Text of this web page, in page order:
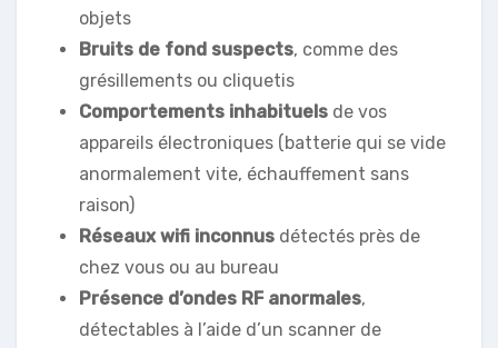
objets
Bruits de fond suspects, comme des
grésillements ou cliquetis
Comportements inhabituels de vos
appareils électroniques (batterie qui se vide
anormalement vite, échauffement sans
raison)
Réseaux wifi inconnus détectés près de
chez vous ou au bureau
Présence d’ondes RF anormales,
détectables à l’aide d’un scanner de